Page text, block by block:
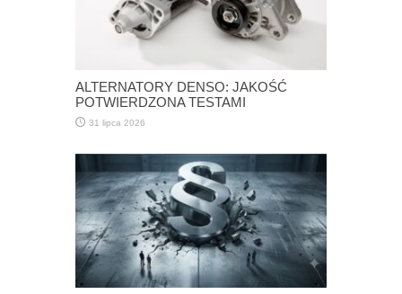
ALTERNATORY DENSO: JAKOŚĆ
POTWIERDZONA TESTAMI
31 lipca 2026